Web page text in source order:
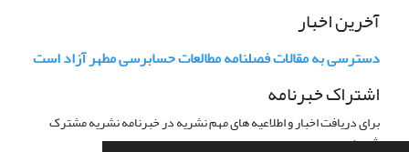
آخرین اخبار
دسترسی به مقالات فصلنامه مطالعات حسابرسی مطهر آزاد است
اشتراک خبرنامه
برای دریافت اخبار و اطلاعیه های مهم نشریه در خبرنامه نشریه مشترک
شوید.